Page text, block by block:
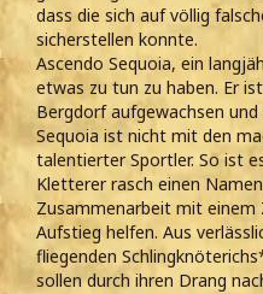
dass die sich auf völlig
sicherstellen konnte.
Ascendo Sequoia, ein
etwas zu tun zu haben. Er
Bergdorf aufgewachsen
Sequoia ist nicht mit den
talentierter Sportler. So ist
Kletterer rasch einen
Zusammenarbeit mit einem
Aufstieg helfen. Aus
fliegenden
sollen durch ihren Drang